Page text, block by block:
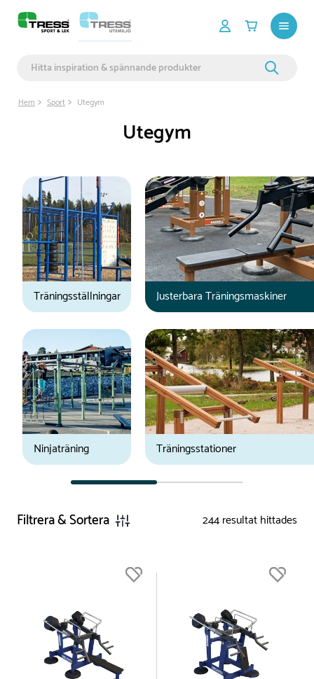
Hem Sport Utegym
Utegym
Träningsställningar Justerbara Träningsmaskiner
Ninjaträning Träningsstationer
Filtrera & Sortera 244resultat hittades